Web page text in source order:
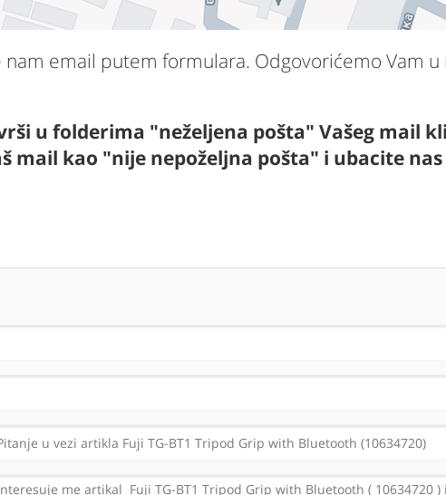
email putem formulara. Odgovorićemo Vam u
u folderima "neželjena pošta" Vašeg mail
mail kao "nije nepoželjna pošta" i ubacite